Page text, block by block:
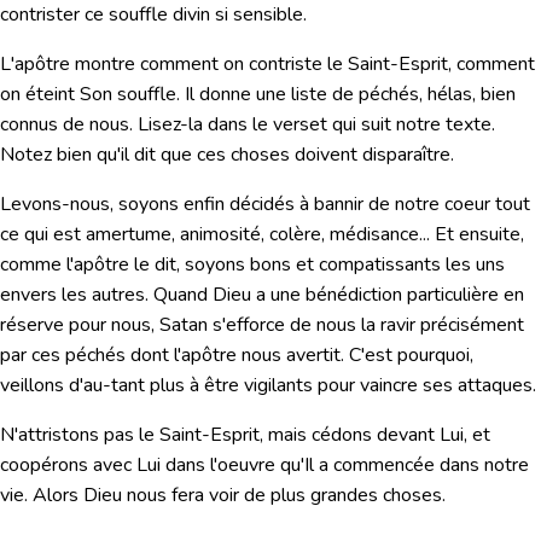
contrister ce souffle divin si sensible.
L'apôtre montre comment on contriste le Saint-Esprit, com­ment
on éteint Son souffle. Il donne une liste de péchés, hélas, bien
connus de nous. Lisez-la dans le verset qui suit notre texte.
Notez bien qu'il dit que ces choses doivent disparaître.
Levons-nous, soyons enfin décidés à bannir de notre coeur tout
ce qui est amertume, animosité, colère, médisance... Et ensuite,
comme l'apôtre le dit, soyons bons et compatissants les uns
envers les autres. Quand Dieu a une bénédiction particulière en
réserve pour nous, Satan s'efforce de nous la ravir précisément
par ces péchés dont l'apôtre nous avertit. C'est pourquoi,
veillons d'au-tant plus à être vigilants pour vaincre ses attaques.
N'attristons pas le Saint-Esprit, mais cédons devant Lui, et
coopérons avec Lui dans l'oeuvre qu'Il a commencée dans notre
vie. Alors Dieu nous fera voir de plus grandes choses.